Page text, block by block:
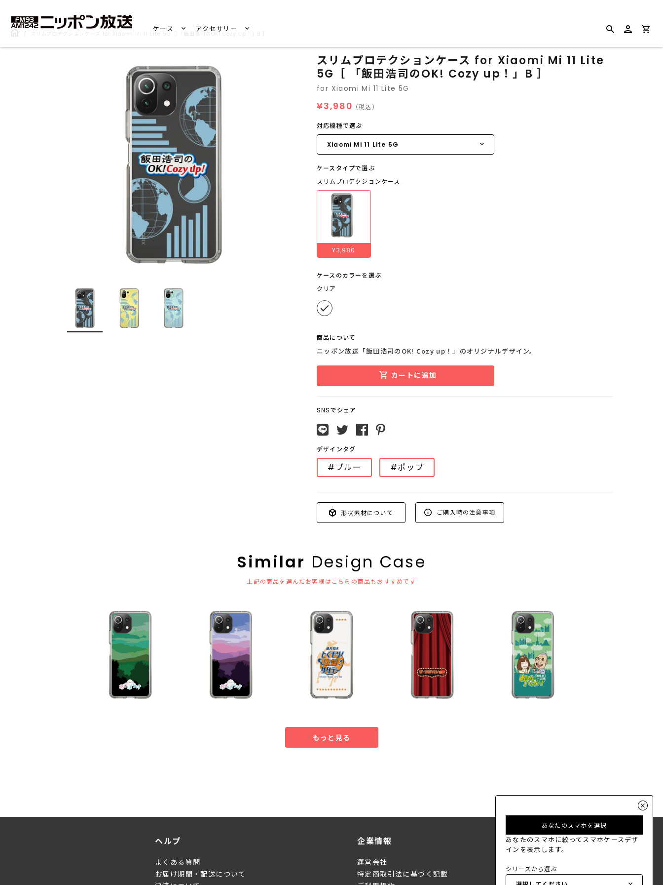
ケース アクセサリー
スリムプロテクションケース for Xiaomi Mi 11 Lite 5G［ 「飯田浩司のOK! Cozy up！」B ］
スリムプロテクションケース for Xiaomi Mi 11 Lite
5G［ 「飯田浩司のOK! Cozy up！」B ］
for Xiaomi Mi 11 Lite 5G
¥3,980 （税込）
対応機種で選ぶ
ケースタイプで選ぶ
スリムプロテクションケース
¥3,980
ケースのカラーを選ぶ
クリア
商品について
ニッポン放送「飯田浩司のOK! Cozy up！」のオリジナルデザイン。
カートに追加
SNSでシェア
デザインタグ
#ブルー #ポップ
形状素材について ご購入時の注意事項
Similar Design Case
上記の商品を選んだお客様はこちらの商品もおすすめです
もっと見る
ヘルプ
よくある質問
お届け期間・配送について
企業情報
運営会社
特定商取引法に基づく記載
あなたのスマホを選択
あなたのスマホに絞ってスマホケースデザ
インを表示します。
シリーズから選ぶ